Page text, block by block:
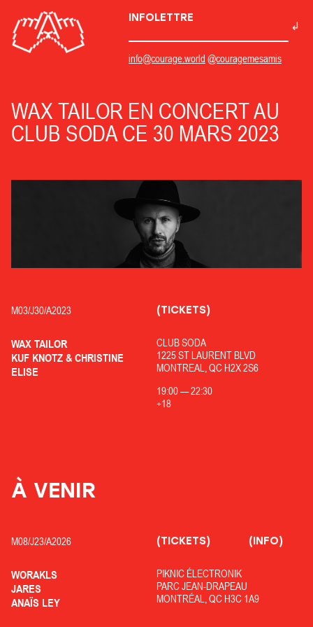
INFOLETTRE
info@courage.world @couragemesamis
WAX TAILOR EN CONCERT AU
CLUB SODA CE 30 MARS 2023
M03/J30/A2023
WAX TAILOR
KUF KNOTZ & CHRISTINE
ELISE
CLUB SODA
1225 ST LAURENT BLVD
MONTREAL, QC H2X 2S6
19:00—22:30
+18
(TICKETS)
À VENIR
M08/J23/A2026
WORAKLS
JARES
ANAÏS LEY
PIKNIC ÉLECTRONIK
PARC JEAN-DRAPEAU
MONTRÉAL, QC H3C 1A9
(TICKETS) (INFO)